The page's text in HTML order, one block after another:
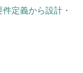
定義から設計・